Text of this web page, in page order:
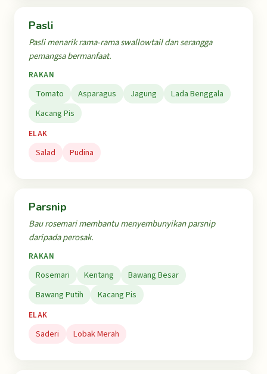
Pasli
Pasli menarik rama-rama swallowtail dan serangga
pemangsa bermanfaat.
RAKAN
Tomato Asparagus Jagung
Lada Benggala
Kacang Pis
ELAK
Salad Pudina
Parsnip
Bau rosemari membantu menyembunyikan parsnip
daripada perosak.
RAKAN
Rosemari Kentang
Bawang Besar
Bawang Putih
Kacang Pis
ELAK
Saderi Lobak Merah